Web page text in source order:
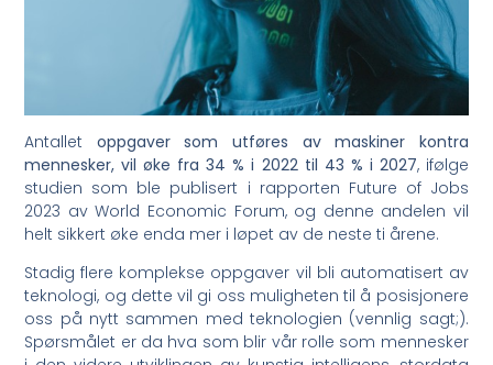
Antallet oppgaver som utføres av maskiner kontra
mennesker, vil øke fra 34 % i 2022 til 43 % i 2027, ifølge
studien som ble publisert i rapporten Future of Jobs
2023 av World Economic Forum, og denne andelen vil
helt sikkert øke enda mer i løpet av de neste ti årene.
Stadig flere komplekse oppgaver vil bli automatisert av
teknologi, og dette vil gi oss muligheten til å posisjonere
oss på nytt sammen med teknologien (vennlig sagt;).
Spørsmålet er da hva som blir vår rolle som mennesker